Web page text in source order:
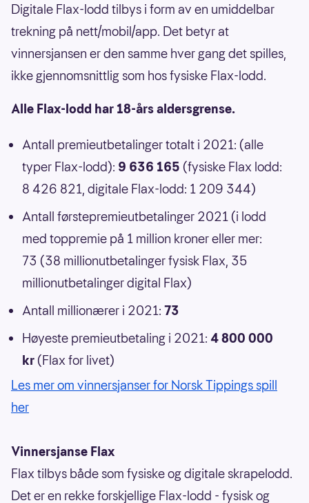
Digitale Flax-lodd tilbys i form av en umiddelbar
trekning på nett/mobil/app. Det betyr at
vinnersjansen er den samme hver gang det spilles,
ikke gjennomsnittlig som hos fysiske Flax-lodd.
Alle Flax-lodd har 18-års aldersgrense.
Antall premieutbetalinger totalt i 2021: (alle
typer Flax-lodd): 9 636 165 (fysiske Flax lodd:
8 426 821, digitale Flax-lodd: 1 209 344)
Antall førstepremieutbetalinger 2021 (i lodd
med toppremie på 1 million kroner eller mer:
73 (38 millionutbetalinger fysisk Flax, 35
millionutbetalinger digital Flax)
Antall millionærer i 2021: 73
Høyeste premieutbetaling i 2021: 4 800 000
kr (Flax for livet)
Les mer om vinnersjanser for Norsk Tippings spill
her
Vinnersjanse Flax
Flax tilbys både som fysiske og digitale skrapelodd.
Det er en rekke forskjellige Flax-lodd - fysisk og